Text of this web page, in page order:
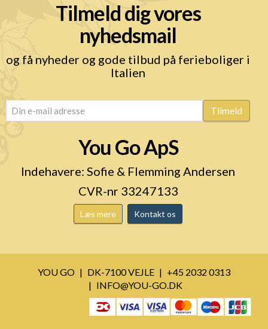
Tilmeld dig vores
nyhedsmail
og få nyheder og gode tilbud på ferieboliger i
Italien
email (Påkrævet) Tilmeld
You Go ApS
Indehavere: Sofie & Flemming Andersen
CVR-nr 33247133
Læs mere Kontakt os
YOU GO DK-7100 VEJLE
+45 2032 0313
INFO@YOU-GO.DK